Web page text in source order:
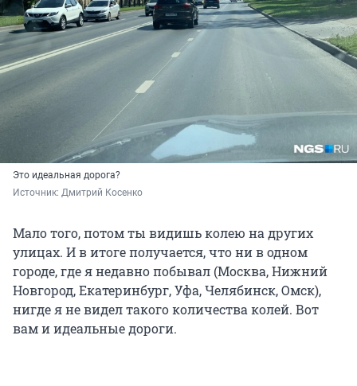
Это идеальная дорога?
Источник: Дмитрий Косенко
Мало того, потом ты видишь колею на других
улицах. И в итоге получается, что ни в одном
городе, где я недавно побывал (Москва, Нижний
Новгород, Екатеринбург, Уфа, Челябинск, Омск),
нигде я не видел такого количества колей. Вот
вам и идеальные дороги.